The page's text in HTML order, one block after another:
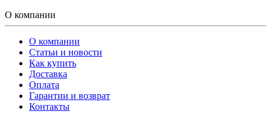
О компании
О компании
Статьи и новости
Как купить
Доставка
Оплата
Гарантии и возврат
Контакты